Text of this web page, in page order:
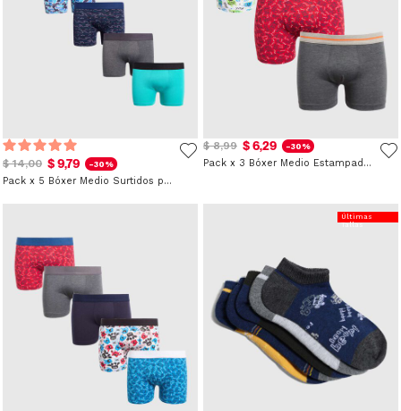
$ 14,00 $ 9,79 -30%
Pack x 5 Bóxer Medio Surtidos para Niño
$ 8,99 $ 6,29 -30%
Pack x 3 Bóxer Medio Estampados de Monstruos para Niño
Últimas
Tallas